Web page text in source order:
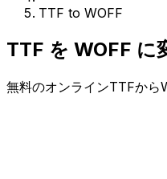
TTF to WOFF
TTF を WOFF
無料のオンラインTTFから